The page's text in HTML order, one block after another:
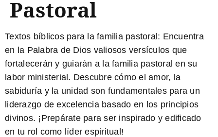
Pastoral
Textos bíblicos para la familia pastoral: Encuentra
en la Palabra de Dios valiosos versículos que
fortalecerán y guiarán a la familia pastoral en su
labor ministerial. Descubre cómo el amor, la
sabiduría y la unidad son fundamentales para un
liderazgo de excelencia basado en los principios
divinos. ¡Prepárate para ser inspirado y edificado
en tu rol como líder espiritual!